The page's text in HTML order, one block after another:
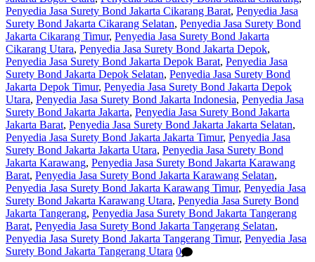
Penyedia Jasa Surety Bond Jakarta Cikarang Barat, Penyedia Jasa
Surety Bond Jakarta Cikarang Selatan, Penyedia Jasa Surety Bond
Jakarta Cikarang Timur, Penyedia Jasa Surety Bond Jakarta
Cikarang Utara, Penyedia Jasa Surety Bond Jakarta Depok,
Penyedia Jasa Surety Bond Jakarta Depok Barat, Penyedia Jasa
Surety Bond Jakarta Depok Selatan, Penyedia Jasa Surety Bond
Jakarta Depok Timur, Penyedia Jasa Surety Bond Jakarta Depok
Utara, Penyedia Jasa Surety Bond Jakarta Indonesia, Penyedia Jasa
Surety Bond Jakarta Jakarta, Penyedia Jasa Surety Bond Jakarta
Jakarta Barat, Penyedia Jasa Surety Bond Jakarta Jakarta Selatan,
Penyedia Jasa Surety Bond Jakarta Jakarta Timur, Penyedia Jasa
Surety Bond Jakarta Jakarta Utara, Penyedia Jasa Surety Bond
Jakarta Karawang, Penyedia Jasa Surety Bond Jakarta Karawang
Barat, Penyedia Jasa Surety Bond Jakarta Karawang Selatan,
Penyedia Jasa Surety Bond Jakarta Karawang Timur, Penyedia Jasa
Surety Bond Jakarta Karawang Utara, Penyedia Jasa Surety Bond
Jakarta Tangerang, Penyedia Jasa Surety Bond Jakarta Tangerang
Barat, Penyedia Jasa Surety Bond Jakarta Tangerang Selatan,
Penyedia Jasa Surety Bond Jakarta Tangerang Timur, Penyedia Jasa
Surety Bond Jakarta Tangerang Utara 0